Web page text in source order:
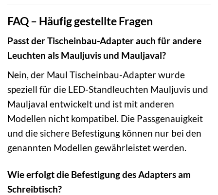
FAQ – Häufig gestellte Fragen
Passt der Tischeinbau-Adapter auch für andere
Leuchten als Mauljuvis und Mauljaval?
Nein, der Maul Tischeinbau-Adapter wurde
speziell für die LED-Standleuchten Mauljuvis und
Mauljaval entwickelt und ist mit anderen
Modellen nicht kompatibel. Die Passgenauigkeit
und die sichere Befestigung können nur bei den
genannten Modellen gewährleistet werden.
Wie erfolgt die Befestigung des Adapters am
Schreibtisch?